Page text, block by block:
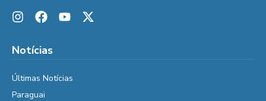
Notícias
Últimas Notícias
Paraguai